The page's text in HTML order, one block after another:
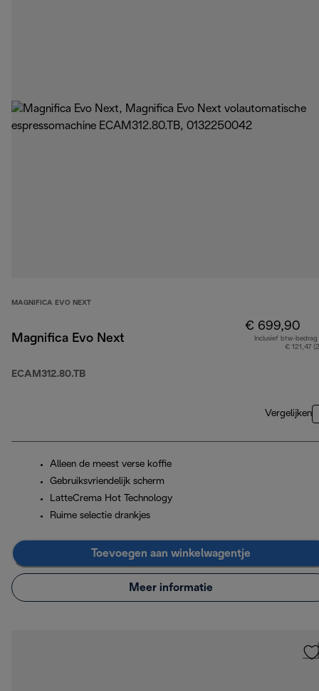
MAGNIFICA EVO NEXT
Magnifica Evo Next
ECAM312.80.TB
€ 699,90
Inclusief btw-bedrag
€ 121,47
Vergelijken
Alleen de meest verse koffie
Gebruiksvriendelijk scherm
LatteCrema Hot Technology
Ruime selectie drankjes
Toevoegen aan winkelwagentje
Meer informatie